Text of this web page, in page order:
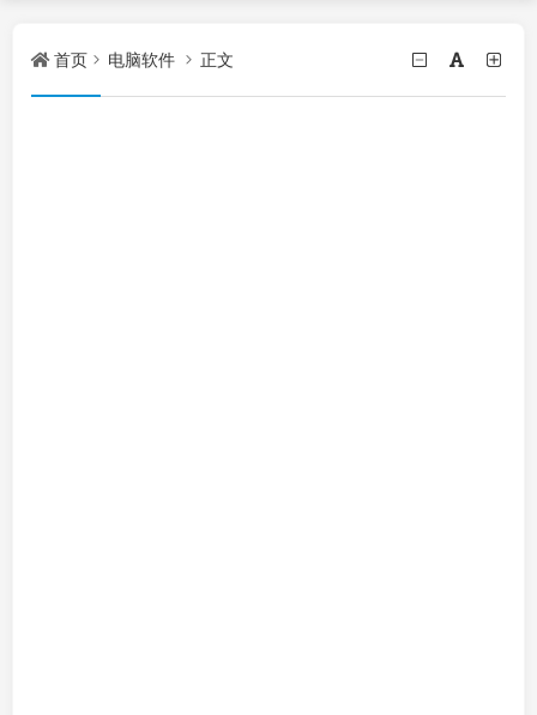
首页 电脑软件 正文